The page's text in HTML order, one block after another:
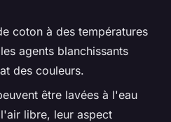
coton à des températures
agents blanchissants
des couleurs.
être lavées à l'eau
libre, leur aspect